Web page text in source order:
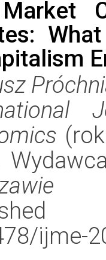
ijme-